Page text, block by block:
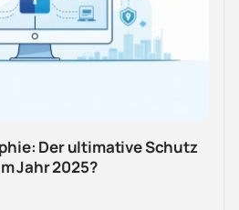
Der ultimative Schutz
Jahr 2025?